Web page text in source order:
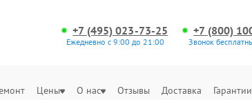
+7 (495) 023-73-25
Ежедневно с 9:00 до 21:00
+7 (800)
Звонок
Цены О нас Отзывы Доставка Гарантии